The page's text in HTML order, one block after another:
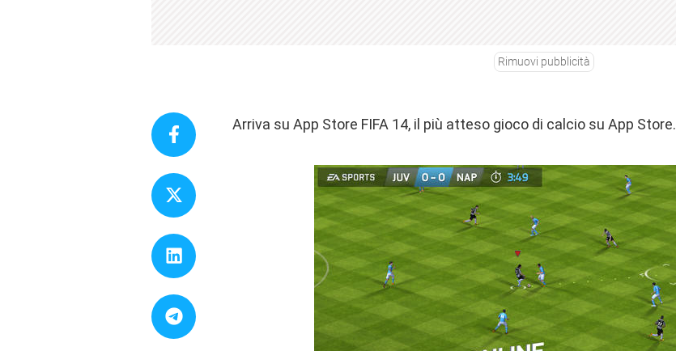
Rimuovi pubblicità
Arriva su App Store FIFA 14, il più atteso gioco di calcio su App Store.